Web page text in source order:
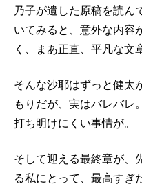
乃子が遺した原稿を読ん
いてみると、意外な内
く、まあ正直、平凡な文
そんな沙耶はずっと健太
もりだが、実はバレバレ
打ち明けにくい事情が。
そして迎える最終章が、
る私にとって、最高すぎ